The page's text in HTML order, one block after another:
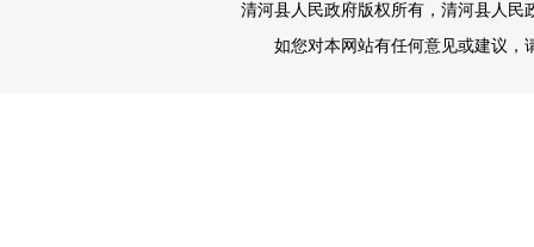
清河县人民政府版权所有，清河县人
如您对本网站有任何意见或建议，